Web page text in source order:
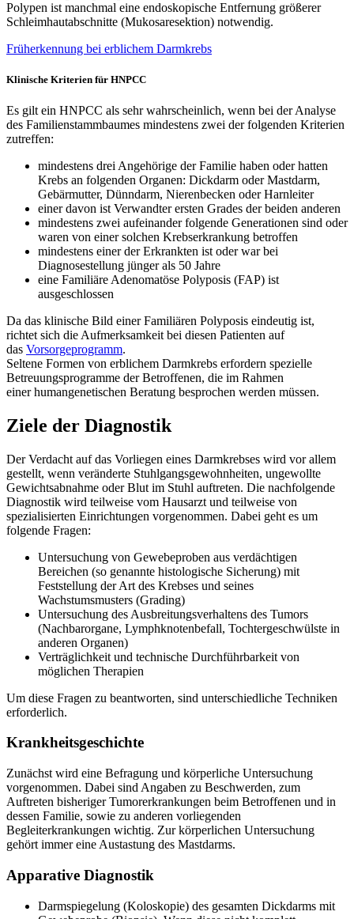
Polypen ist manchmal eine endoskopische Entfernung größerer
Schleimhautabschnitte (Mukosaresektion) notwendig.
Früherkennung bei erblichem Darmkrebs
Klinische Kriterien für HNPCC
Es gilt ein HNPCC als sehr wahrscheinlich, wenn bei der Analyse
des Familienstammbaumes mindestens zwei der folgenden Kriterien
zutreffen:
mindestens drei Angehörige der Familie haben oder hatten
Krebs an folgenden Organen: Dickdarm oder Mastdarm,
Gebärmutter, Dünndarm, Nierenbecken oder Harnleiter
einer davon ist Verwandter ersten Grades der beiden anderen
mindestens zwei aufeinander folgende Generationen sind oder
waren von einer solchen Krebserkrankung betroffen
mindestens einer der Erkrankten ist oder war bei
Diagnosestellung jünger als 50 Jahre
eine Familiäre Adenomatöse Polyposis (FAP) ist
ausgeschlossen
Da das klinische Bild einer Familiären Polyposis eindeutig ist,
richtet sich die Aufmerksamkeit bei diesen Patienten auf
das Vorsorgeprogramm.
Seltene Formen von erblichem Darmkrebs erfordern spezielle
Betreuungsprogramme der Betroffenen, die im Rahmen
einer humangenetischen Beratung besprochen werden müssen.
Ziele der Diagnostik
Der Verdacht auf das Vorliegen eines Darmkrebses wird vor allem
gestellt, wenn veränderte Stuhlgangsgewohnheiten, ungewollte
Gewichtsabnahme oder Blut im Stuhl auftreten. Die nachfolgende
Diagnostik wird teilweise vom Hausarzt und teilweise von
spezialisierten Einrichtungen vorgenommen. Dabei geht es um
folgende Fragen:
Untersuchung von Gewebeproben aus verdächtigen
Bereichen (so genannte histologische Sicherung) mit
Feststellung der Art des Krebses und seines
Wachstumsmusters (Grading)
Untersuchung des Ausbreitungsverhaltens des Tumors
(Nachbarorgane, Lymphknotenbefall, Tochtergeschwülste in
anderen Organen)
Verträglichkeit und technische Durchführbarkeit von
möglichen Therapien
Um diese Fragen zu beantworten, sind unterschiedliche Techniken
erforderlich.
Krankheitsgeschichte
Zunächst wird eine Befragung und körperliche Untersuchung
vorgenommen. Dabei sind Angaben zu Beschwerden, zum
Auftreten bisheriger Tumorerkrankungen beim Betroffenen und in
dessen Familie, sowie zu anderen vorliegenden
Begleiterkrankungen wichtig. Zur körperlichen Untersuchung
gehört immer eine Austastung des Mastdarms.
Apparative Diagnostik
Darmspiegelung (Koloskopie) des gesamten Dickdarms mit